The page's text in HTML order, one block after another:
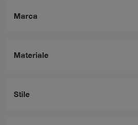
Marca
Materiale
Stile